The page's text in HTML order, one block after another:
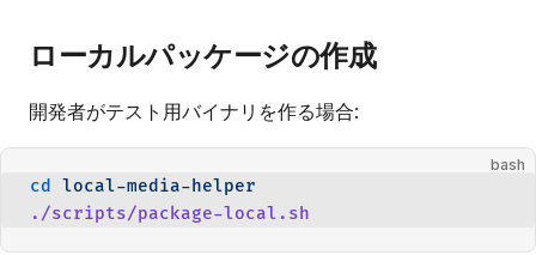
ローカルパッケージの作成
開発者がテスト用バイナリを作る場合:
bash
cd
local-media-helper
./scripts/package-local.sh